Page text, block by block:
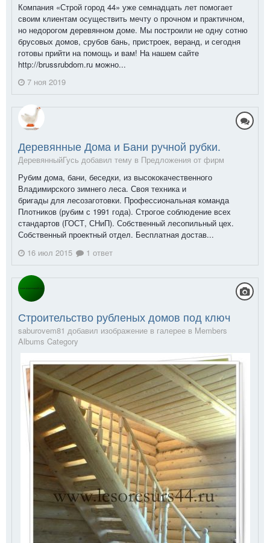
Компания «Строй город 44» уже семнадцать лет помогает
своим клиентам осуществить мечту о прочном и практичном,
но недорогом деревянном доме. Мы построили не одну сотню
брусовых домов, срубов бань, пристроек, веранд, и сегодня
готовы прийти на помощь и вам! На нашем сайте
http://brussrubdom.ru можно...
7 ноя 2019
Деревянные Дома и Бани ручной рубки.
ДеревянныйГусь добавил тему в Предложения от фирм
Рубим дома, бани, беседки, из высококачественного
Владимирского зимнего леса. Своя техника и
бригады для лесозаготовки. Профессиональная команда
Плотников (рубим с 1991 года). Строгое соблюдение всех
стандартов (ГОСТ, СНиП). Собственный лесопильный цех.
Собственный проектный отдел. Бесплатная достав...
16 июл 2015
1 ответ
Строительство рубленых домов под ключ
saburovem81 добавил изображение в галерее в Members
Albums Category